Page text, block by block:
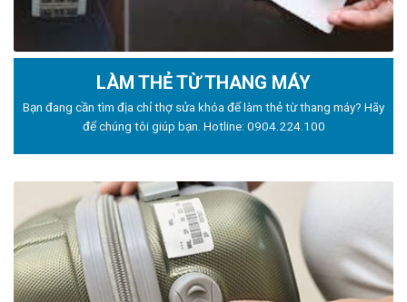
LÀM THẺ TỪ THANG MÁY
Bạn đang cần tìm địa chỉ thợ sửa khóa để làm thẻ từ thang máy? Hãy
để chúng tôi giúp bạn. Hotline: 0904.224.100